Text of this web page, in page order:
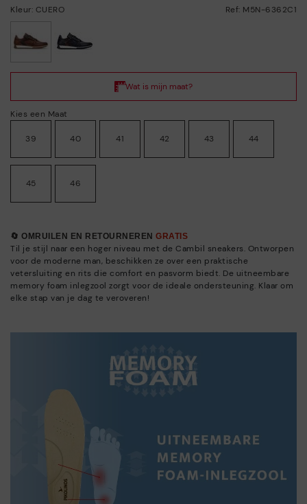
Kleur: CUERO Ref: M5N-6362C1
Kies een Maat
39 40 41 42 43 44
45 46
🔄 OMRUILEN EN RETOURNEREN GRATIS
Til je stijl naar een hoger niveau met de Cambil sneakers. Ontworpen
voor de moderne man, beschikken ze over een praktische
vetersluiting en rits die comfort en pasvorm biedt. De uitneembare
memory foam inlegzool zorgt voor de ideale ondersteuning. Klaar om
elke stap van je dag te veroveren!